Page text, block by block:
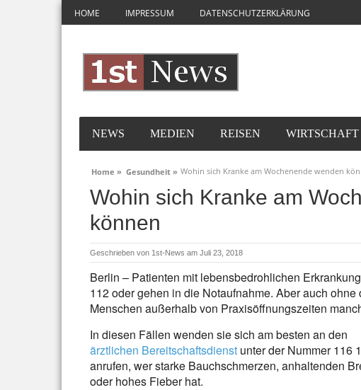
HOME IMPRESSUM DATENSCHUTZERKLÄRUNG
NEWS MEDIEN REISEN WIRTSCHAFT
Home » Gesundheit » Wohin sich Kranke am Wochenende wenden
Wohin sich Kranke am
können
Geschrieben von 1st-News am Juli 23, 2018
Berlin – Patienten mit lebensbedrohlichen
112 oder gehen in die Notaufnahme. Aber auch
Menschen außerhalb von Praxisöffnungszeiten
In diesen Fällen wenden sie sich am besten an den
ärztlichen Bereitschaftsdienst unter der Nummer 116
anrufen, wer starke Bauchschmerzen, anhaltenden
oder hohes Fieber hat.